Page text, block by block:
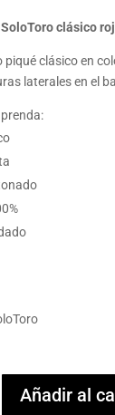
clásico
piqué clásico en
laterales en el
Añadir al